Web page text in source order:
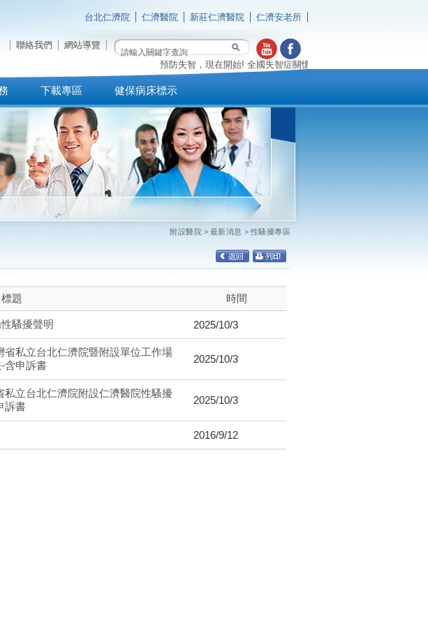
聯絡我們 網站導覽
台北仁濟院 仁濟醫院 新莊仁濟醫院 仁濟安老所
預防失智，現在開始! 全國失智症關懷專線 0800-474-580(失智時 我
下載專區 健保病床標示
附設醫院 >最新消息 > 性騷擾專區
標題 時間
騷擾聲明 2025/10/3
私立台北仁濟院暨附設單位工作場
含申訴書
2025/10/3
立台北仁濟院附設仁濟醫院性騷擾
訴書
2025/10/3
2016/9/12